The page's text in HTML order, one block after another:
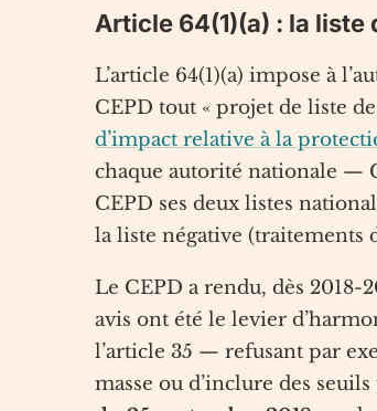
Article 64(1)(a) : la liste
L’article 64(1)(a) impose à
CEPD tout « projet de liste
d’impact relative à la
chaque autorité nationale —
CEPD ses deux listes
la liste négative (traitements
Le CEPD a rendu, dès 2018-
avis ont été le levier
l’article 35 — refusant par
masse ou d’inclure des